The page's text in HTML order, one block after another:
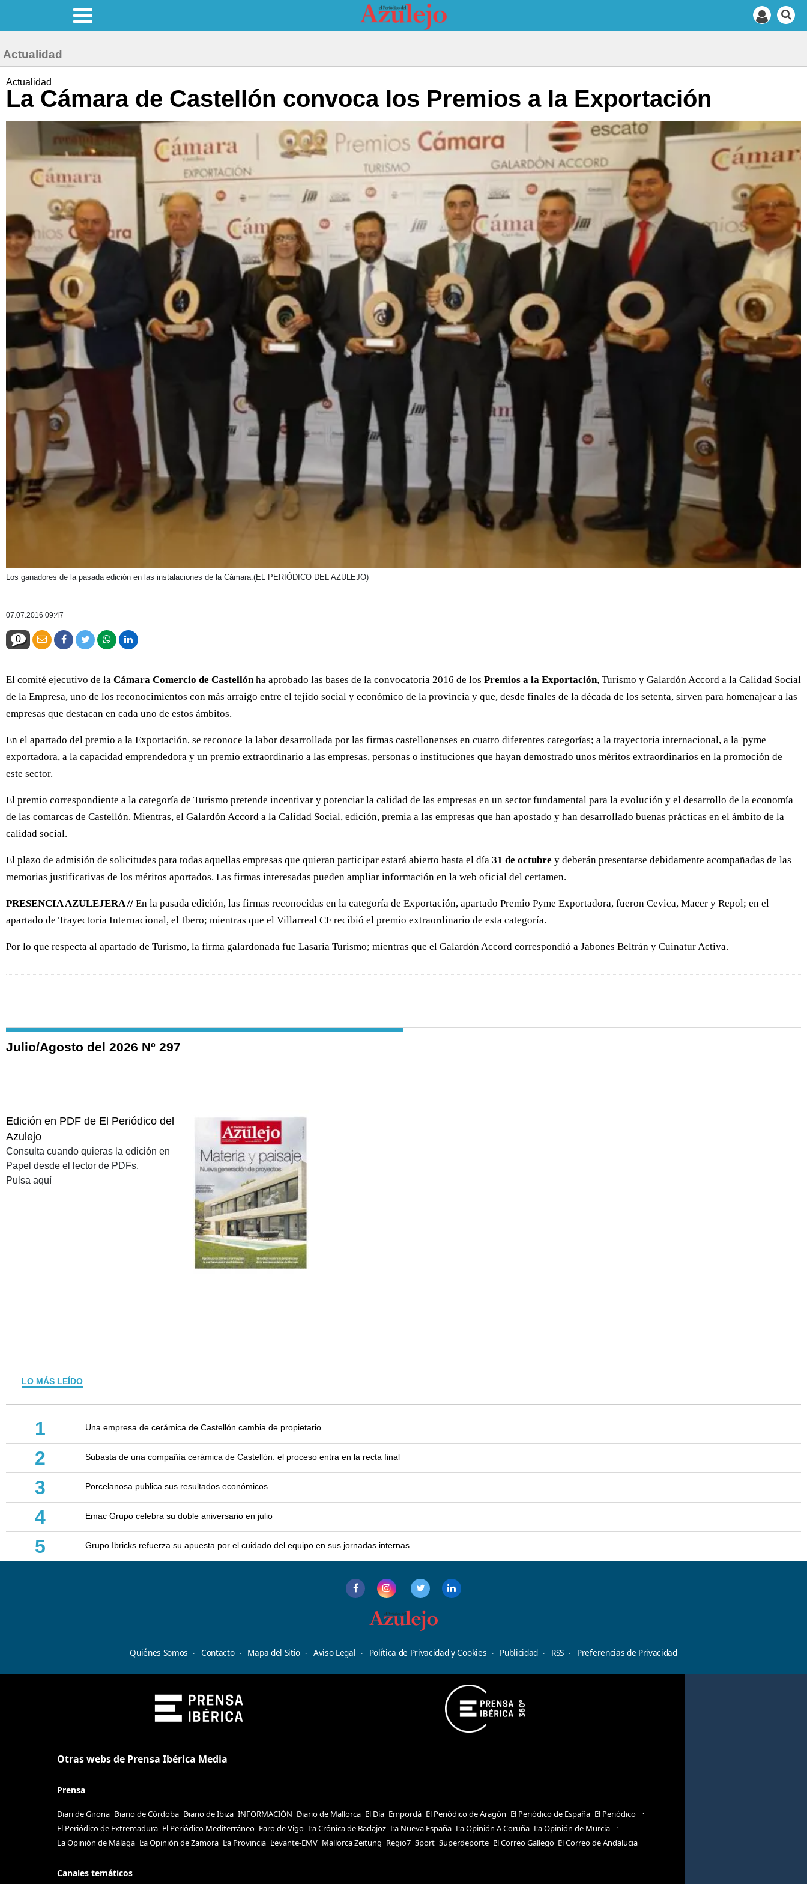
Actualidad
Actualidad
La Cámara de Castellón convoca los Premios a la Exportación
Los ganadores de la pasada edición en las instalaciones de la Cámara.(EL PERIÓDICO DEL AZULEJO)
07.07.2016 09:47
0
El comité ejecutivo de la Cámara Comercio de Castellónha aprobado las bases de la convocatoria 2016 de los Premios a la Exportación, Turismo y Galardón Accord a la Calidad Social
de la Empresa, uno de los reconocimientos con más arraigo entre el tejido social y económico de la provincia y que, desde finales de la década de los setenta, sirven para homenajear a las
empresas que destacan en cada uno de estos ámbitos.
En el apartado del premio a la Exportación, se reconoce la labor desarrollada por las firmas castellonenses en cuatro diferentes categorías; a la trayectoria internacional, a la 'pyme
exportadora, a la capacidad emprendedora y un premio extraordinario a las empresas, personas o instituciones que hayan demostrado unos méritos extraordinarios en la promoción de
este sector.
El premio correspondiente a la categoría de Turismo pretende incentivar y potenciar la calidad de las empresas en un sector fundamental para la evolución y el desarrollo de la economía
de las comarcas de Castellón. Mientras, el Galardón Accord a la Calidad Social, edición, premia a las empresas que han apostado y han desarrollado buenas prácticas en el ámbito de la
calidad social.
El plazo de admisión de solicitudes para todas aquellas empresas que quieran participar estará abierto hasta el día 31 de octubre y deberán presentarse debidamente acompañadas de las
memorias justificativas de los méritos aportados. Las firmas interesadas pueden ampliar información en la web oficial del certamen.
PRESENCIA AZULEJERA // En la pasada edición, las firmas reconocidas en la categoría de Exportación, apartado Premio Pyme Exportadora, fueron Cevica, Macer y Repol; en el
apartado de Trayectoria Internacional, el Ibero; mientras que el Villarreal CF recibió el premio extraordinario de esta categoría.
Por lo que respecta al apartado de Turismo, la firma galardonada fue Lasaria Turismo; mientras que el Galardón Accord correspondió a Jabones Beltrán y Cuinatur Activa.
Julio/Agosto del 2026 Nº 297
Edición en PDF de El Periódico del
Azulejo
Consulta cuando quieras la edición en
Papel desde el lector de PDFs.
Pulsa aquí
LO MÁS LEÍDO
1 Una empresa de cerámica de Castellón cambia de propietario
2 Subasta de una compañía cerámica de Castellón: el proceso entra en la recta final
3 Porcelanosa publica sus resultados económicos
4 Emac Grupo celebra su doble aniversario en julio
5 Grupo Ibricks refuerza su apuesta por el cuidado del equipo en sus jornadas internas
Quiénes Somos Contacto Mapa del Sitio Aviso Legal Política de Privacidad y Cookies Publicidad RSS Preferencias de Privacidad
Otras webs de Prensa Ibérica Media
Prensa
Diari de Girona Diario de Córdoba Diario de Ibiza INFORMACIÓN Diario de Mallorca El Día Empordà El Periódico de Aragón El Periódico de España El Periódico
El Periódico de Extremadura El Periódico Mediterráneo Faro de Vigo La Crónica de Badajoz La Nueva España La Opinión A Coruña La Opinión de Murcia
La Opinión de Málaga La Opinión de Zamora La Provincia Levante-EMV Mallorca Zeitung Regio7 Sport Superdeporte El Correo Gallego El Correo de Andalucia
Canales temáticos